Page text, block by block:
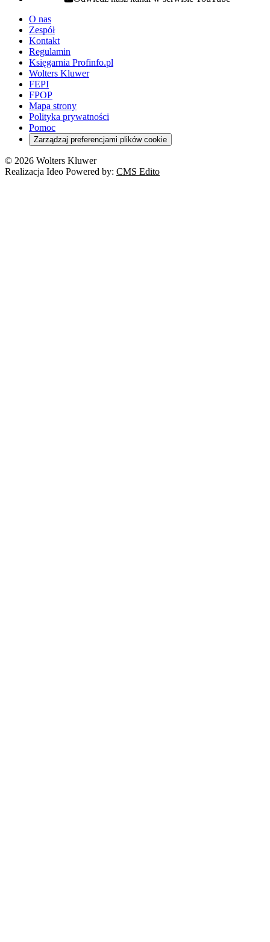
youtube - otwiera się w nowej karcie
O nas
Zespół
Kontakt
Regulamin
Księgarnia Profinfo.pl
Wolters Kluwer
FEPI
FPOP
Mapa strony
Polityka prywatności
Pomoc
Zarządzaj preferencjami plików cookie
© 2026 Wolters Kluwer
Realizacja Ideo Powered by: CMS Edito